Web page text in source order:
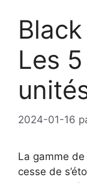
Les
2024-01-16
La gamme
cesse de